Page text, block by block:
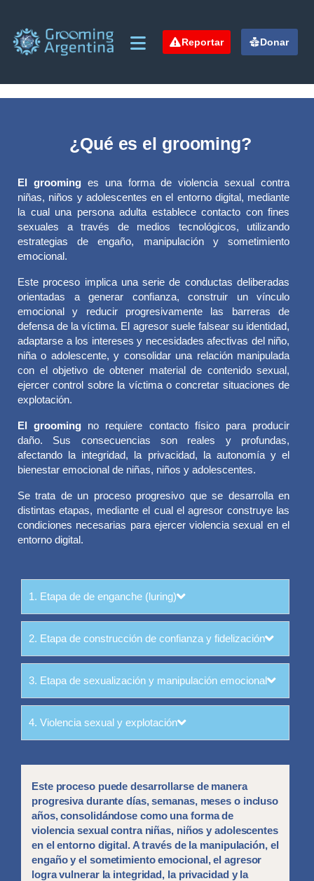
Reportar Donar
¿Qué es el grooming?
El groominges una forma de violencia sexual contra
niñas, niños y adolescentes en el entorno digital, mediante
la cual una persona adulta establece contacto con fines
sexuales a través de medios tecnológicos, utilizando
estrategias de engaño, manipulación y sometimiento
emocional.
Este proceso implica una serie de conductas deliberadas
orientadas a generar confianza, construir un vínculo
emocional y reducir progresivamente las barreras de
defensa de la víctima. El agresor suele falsear su identidad,
adaptarse a los intereses y necesidades afectivas del niño,
niña o adolescente, y consolidar una relación manipulada
con el objetivo de obtener material de contenido sexual,
ejercer control sobre la víctima o concretar situaciones de
explotación.
El grooming no requiere contacto físico para producir
daño. Sus consecuencias son reales y profundas,
afectando la integridad, la privacidad, la autonomía y el
bienestar emocional de niñas, niños y adolescentes.
Se trata de un proceso progresivo que se desarrolla en
distintas etapas, mediante el cual el agresor construye las
condiciones necesarias para ejercer violencia sexual en el
entorno digital.
1. Etapa de de enganche (luring)
2. Etapa de construcción de confianza y fidelización
3. Etapa de sexualización y manipulación emocional
4. Violencia sexual y explotación
Este proceso puede desarrollarse de manera
progresiva durante días, semanas, meses o incluso
años, consolidándose como una forma de
violencia sexual contra niñas, niños y adolescentes
en el entorno digital. A través de la manipulación, el
engaño y el sometimiento emocional, el agresor
logra vulnerar la integridad, la privacidad y la